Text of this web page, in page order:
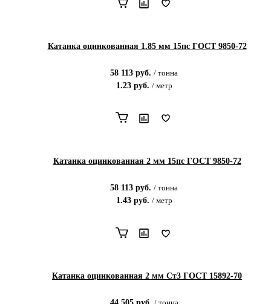
Катанка оцинкованная 1.85 мм 15пс ГОСТ 9850-72
58 113 руб. / тонна
1.23руб. / метр
Катанка оцинкованная 2 мм 15пс ГОСТ 9850-72
58 113 руб. / тонна
1.43руб. / метр
Катанка оцинкованная 2 мм Ст3 ГОСТ 15892-70